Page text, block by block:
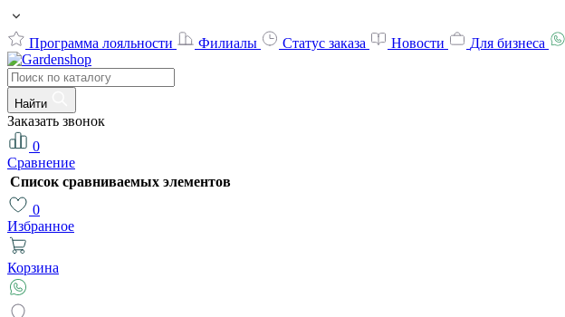
Программа лояльности Филиалы Статус заказа Новости Для бизнеса
Найти
Заказать звонок
0
Сравнение
Список сравниваемых элементов
0
Избранное
Корзина